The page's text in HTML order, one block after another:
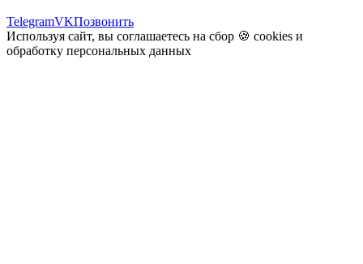
TelegramVKПозвонить
Используя сайт, вы соглашаетесь на сбор 🍪 cookies и
обработку персональных данных